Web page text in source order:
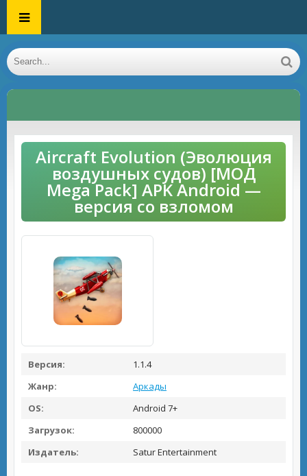
Aircraft Evolution (Эволюция
воздушных судов) [МОД
Mega Pack] APK Android —
версия со взломом
Версия:
1.1.4
Жанр:
Аркады
OS:
Android 7+
Загрузок:
800000
Издатель:
Satur Entertainment